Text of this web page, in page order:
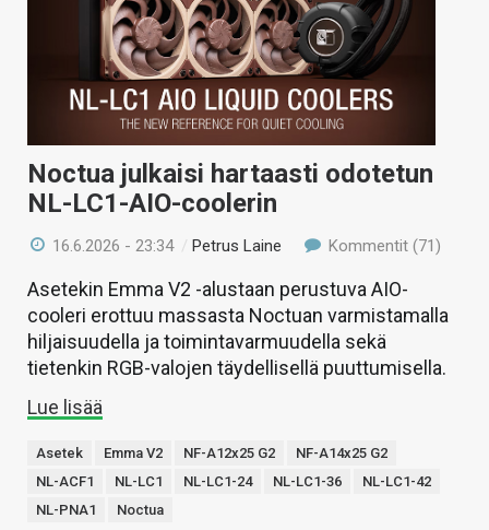
VAIHDA TEEMA
HAKU
Noctua julkaisi hartaasti odotetun
NL-LC1-AIO-coolerin
16.6.2026 - 23:34 /Petrus Laine Kommentit (71)
Asetekin Emma V2 -alustaan perustuva AIO-
cooleri erottuu massasta Noctuan varmistamalla
hiljaisuudella ja toimintavarmuudella sekä
tietenkin RGB-valojen täydellisellä puuttumisella.
Lue lisää
Asetek Emma V2 NF-A12x25 G2
NF-A14x25 G2
NL-ACF1
NL-LC1 NL-LC1-24 NL-LC1-36
NL-LC1-42
NL-PNA1
Noctua